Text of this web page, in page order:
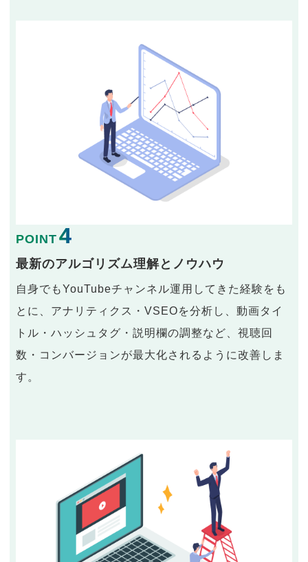
POINT 4
最新のアルゴリズム理解とノウハウ
自身でもYouTubeチャンネル運用してきた経験をも
とに、アナリティクス・VSEOを分析し、動画タイ
トル・ハッシュタグ・説明欄の調整など、視聴回
数・コンバージョンが最大化されるように改善しま
す。